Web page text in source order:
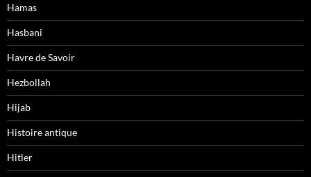
Hamas
Hasbani
Havre de Savoir
Hezbollah
Hijab
Histoire antique
Hitler